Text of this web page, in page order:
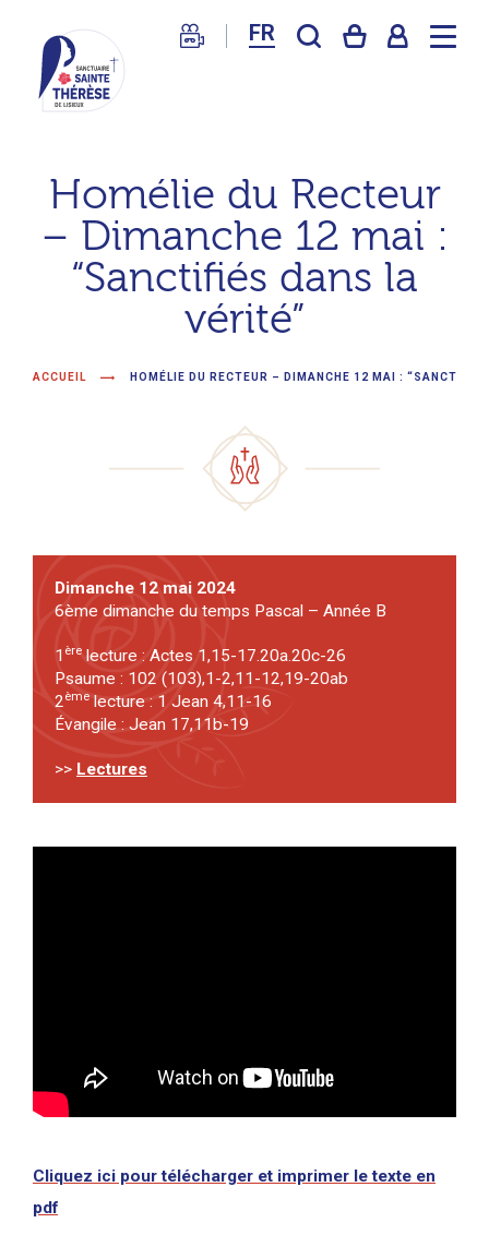
FR
Lisieux
Basilique
Homélie du Recteur
– Dimanche 12 mai :
“Sanctifiés dans la
vérité”
ACCUEIL HOMÉLIE DU RECTEUR – DIMANCHE 12 MAI :
Dimanche 12 mai 2024
6ème dimanche du temps Pascal – Année B
1 ère lecture : Actes 1,15-17.20a.20c-26
Psaume : 102 (103),1-2,11-12,19-20ab
2ème lecture : 1 Jean 4,11-16
Évangile : Jean 17,11b-19
>> Lectures
Cliquez ici pour télécharger et imprimer le texte en
pdf